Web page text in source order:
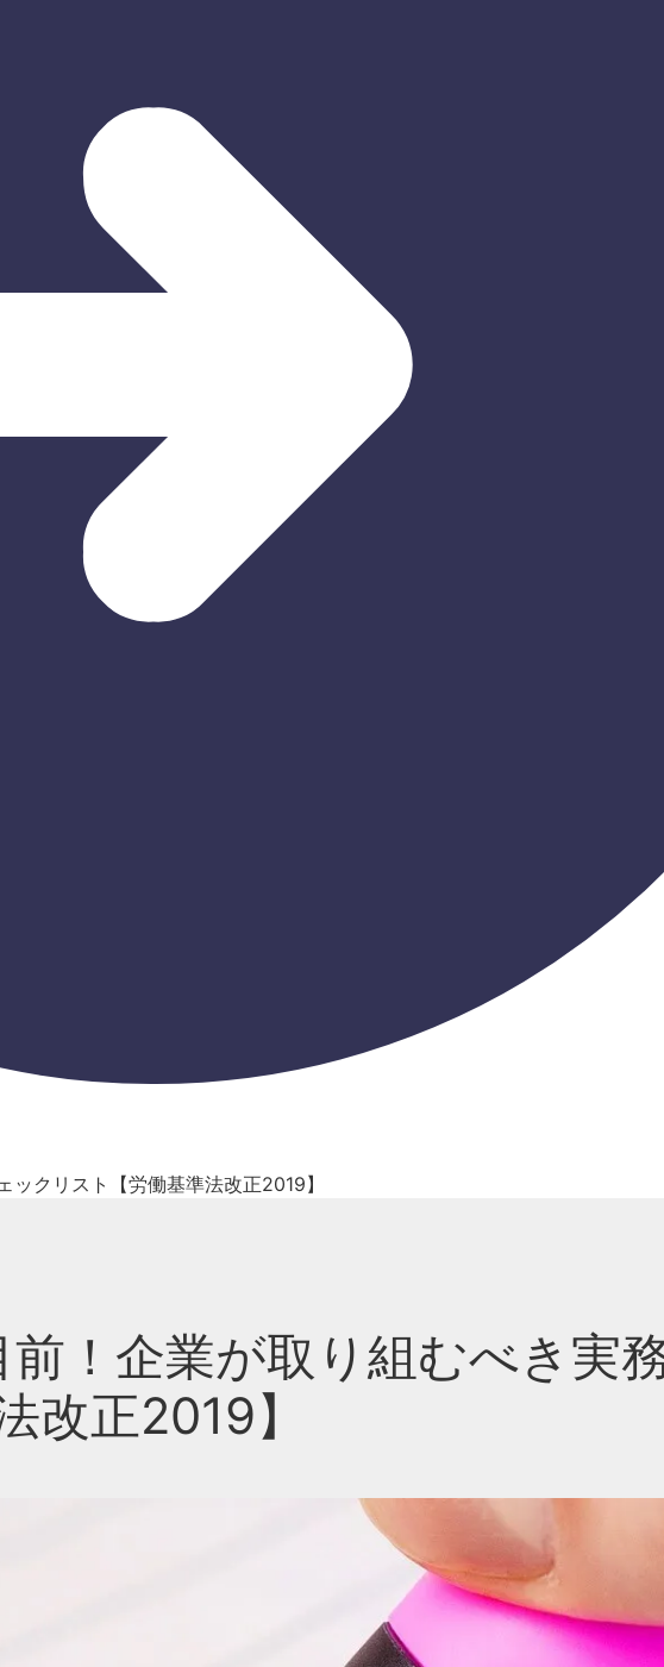
クリスト【労働基準法改正2019】
！企業が取り組むべき実
改正2019】